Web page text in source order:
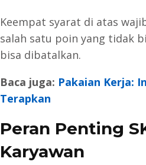
Keempat syarat di atas
salah satu poin yang tidak
bisa dibatalkan.
Baca juga: Pakaian Kerja:
Terapkan
Peran Penting
Karyawan